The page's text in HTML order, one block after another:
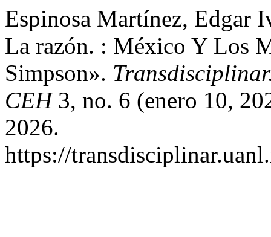
Espinosa Martínez, Edgar
La razón. : México Y Los
Simpson».
CEH3, no. 6 (enero 10,
2026.
https://